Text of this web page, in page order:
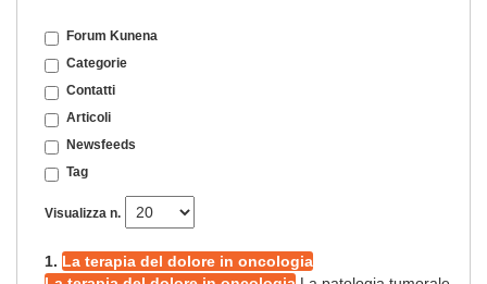
Forum Kunena
Categorie
Contatti
Articoli
Newsfeeds
Tag
Visualizza n.
1. La terapia del dolore in oncologia